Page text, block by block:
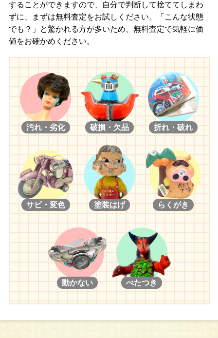
することができますので、自分で判断して捨ててしまわ
ずに、まずは無料査定をお試しください。「こんな状態
でも？」と驚かれる方が多いため、無料査定で気軽に価
値をお確かめください。
汚れ・劣化 破損・欠品 折れ・破れ
サビ・変色 塗装はげ らくがき
動かない べたつき